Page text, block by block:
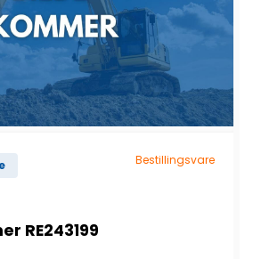
Bestillingsvare
RE243199